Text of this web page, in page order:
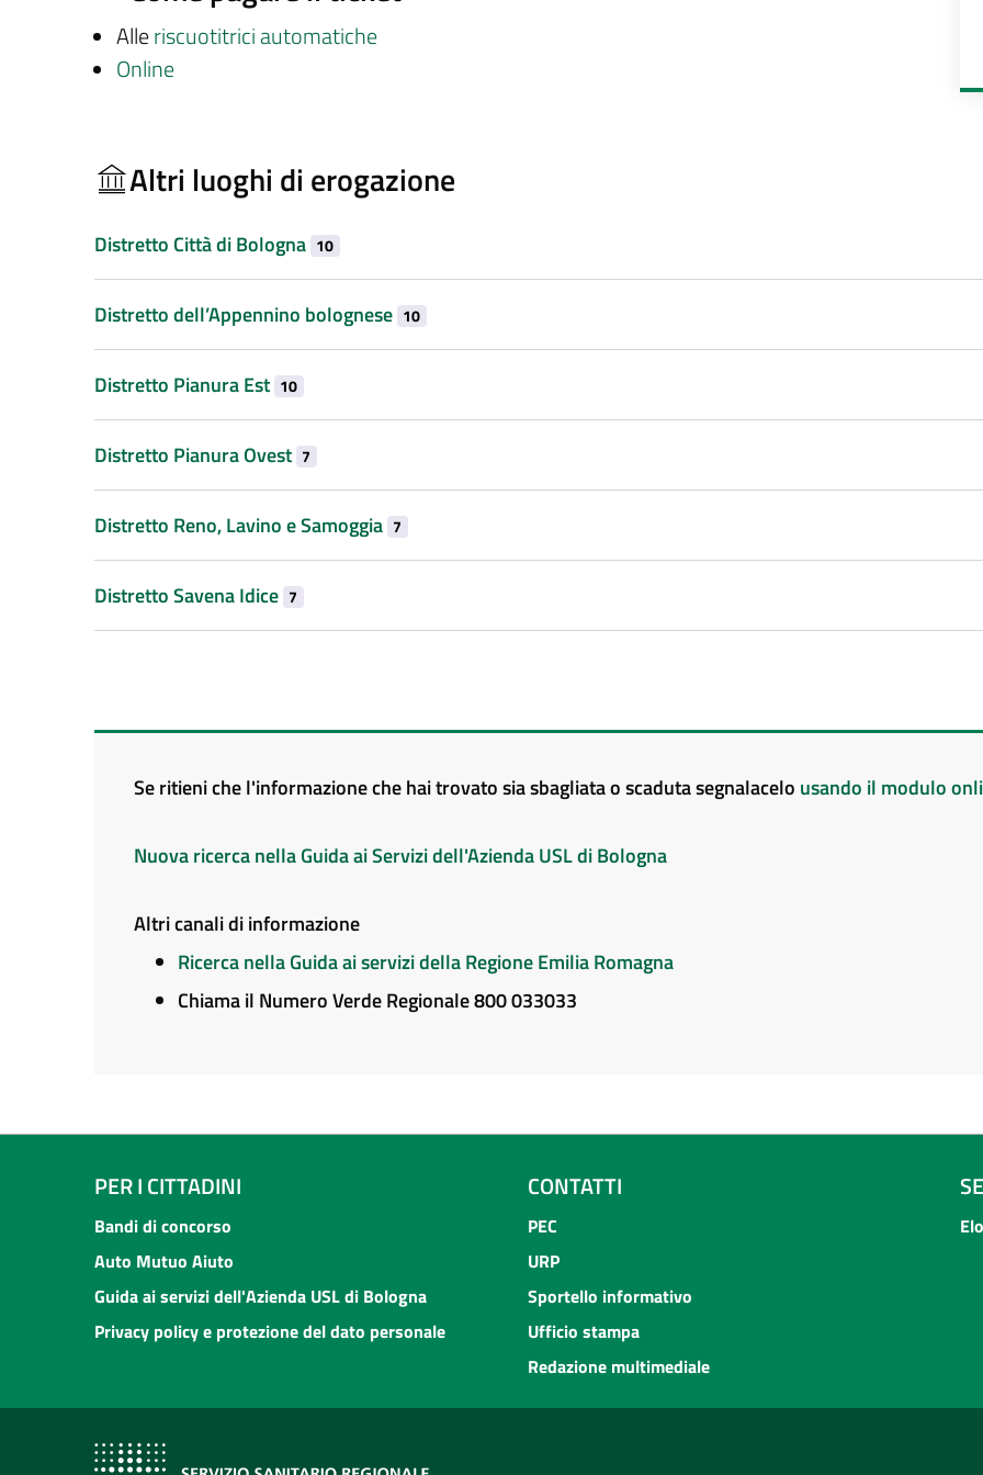
Alleriscuotitrici automatiche
Online
Altri luoghi di erogazione
Distretto Città di Bologna 10
Distretto dell’Appennino bolognese 10
Distretto Pianura Est 10
Distretto Pianura Ovest 7
Distretto Reno, Lavino e Samoggia 7
Distretto Savena Idice 7
Se ritieni che l'informazione che hai trovato sia sbagliata o scaduta segnalacelo usando il modulo
Nuova ricerca nella Guida ai Servizi dell'Azienda USL di Bologna
Altri canali di informazione
Ricerca nella Guida ai servizi della Regione Emilia Romagna
Chiama il Numero Verde Regionale 800 033033
PER I CITTADINI
Bandi di concorso
Auto Mutuo Aiuto
Guida ai servizi dell'Azienda USL di Bologna
Privacy policy e protezione del dato personale
CONTATTI
PEC
URP
Sportello informativo
Ufficio stampa
Redazione multimediale